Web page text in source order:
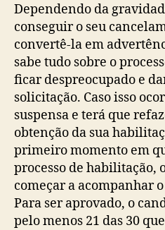
Dependendo da
conseguir o seu
convertê-la em
sabe tudo sobre o
ficar despreocupado e
solicitação. Caso isso
suspensa e terá que
obtenção da sua
primeiro momento em
processo de habilitação,
começar a acompanhar
Para ser aprovado, o
pelo menos 21 das 30